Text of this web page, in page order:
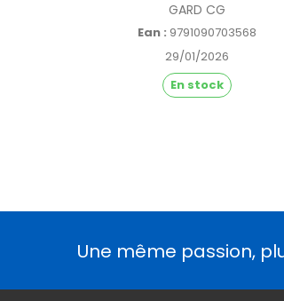
GARD CG
Ean : 9791090703568
29/01/2026
En stock
Une même passion,